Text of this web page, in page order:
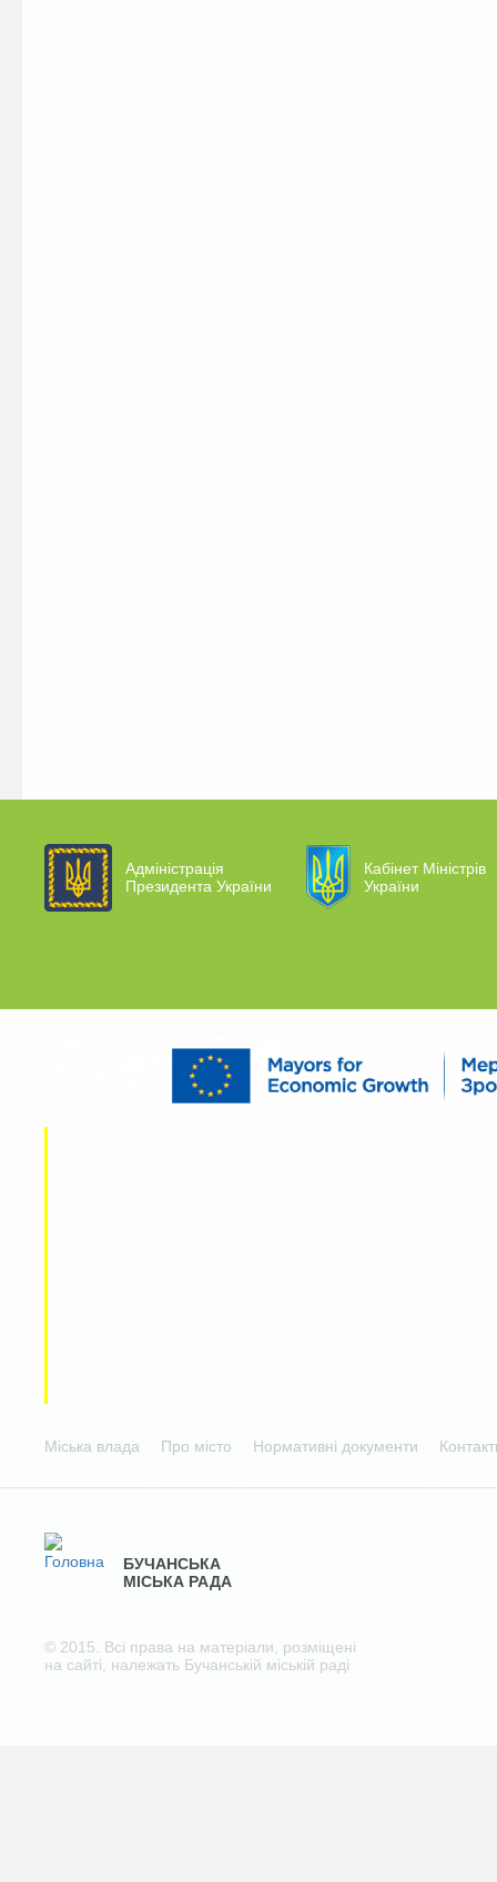
Адміністрація
Президента України
Кабінет Міністрів
України
Міська влада Про місто Нормативні документи
БУЧАНСЬКА
МІСЬКА РАДА
© 2015. Всі права на матеріали, розміщені
на сайті, належать Бучанській міській раді